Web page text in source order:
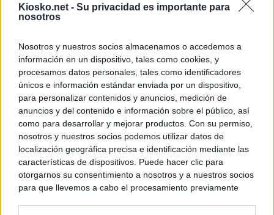
Kiosko.net - Su privacidad es importante para
nosotros
Nosotros y nuestros socios almacenamos o accedemos a
información en un dispositivo, tales como cookies, y
procesamos datos personales, tales como identificadores
únicos e información estándar enviada por un dispositivo,
para personalizar contenidos y anuncios, medición de
anuncios y del contenido e información sobre el público, así
como para desarrollar y mejorar productos. Con su permiso,
nosotros y nuestros socios podemos utilizar datos de
localización geográfica precisa e identificación mediante las
características de dispositivos. Puede hacer clic para
otorgarnos su consentimiento a nosotros y a nuestros socios
para que llevemos a cabo el procesamiento previamente